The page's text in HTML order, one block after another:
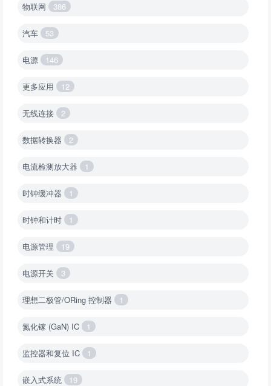
物联网 386
汽车 53
电源 146
更多应用 12
无线连接 2
数据转换器 2
电流检测放大器 1
时钟缓冲器 1
时钟和计时 1
电源管理 19
电源开关 3
理想二极管/ORing 控制器 1
氮化镓 (GaN) IC 1
监控器和复位 IC 1
嵌入式系统 19